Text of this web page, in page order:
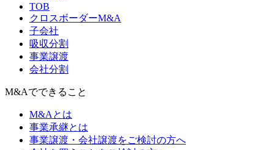
TOB
クロスボーダーM&A
子会社
吸収分割
事業譲渡
会社分割
M&Aでできること
M&Aとは
事業承継とは
事業譲渡・会社譲渡をご検討の方へ